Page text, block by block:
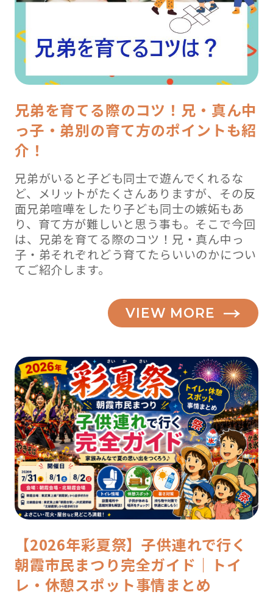
兄弟を育てる際のコツ！兄・真ん中
っ子・弟別の育て方のポイントも紹
介！
兄弟がいると子ども同士で遊んでくれるな
ど、メリットがたくさんありますが、その反
面兄弟喧嘩をしたり子ども同士の嫉妬もあ
り、育て方が難しいと思う事も。そこで今回
は、兄弟を育てる際のコツ！兄・真ん中っ
子・弟それぞれどう育てたらいいのかについ
てご紹介します。
VIEW MORE
【2026年彩夏祭】子供連れで行く
朝霞市民まつり完全ガイド｜トイ
レ・休憩スポット事情まとめ